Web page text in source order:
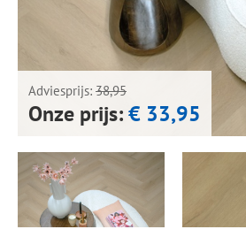
Adviesprijs: 38,95
Onze prijs:€ 33,95